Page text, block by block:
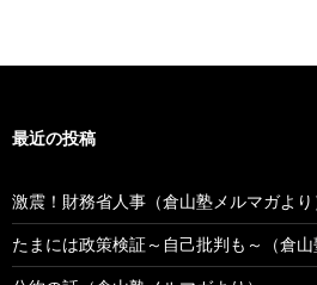
最近の投稿
激震！財務省人事（倉山塾メルマガより
たまには政策検証～自己批判も～（倉山